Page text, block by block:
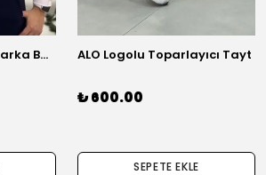
1. Sınıf A kalite Orj Marka Basic Gömlek ALO Logolu Toparlayıcı Tayt
₺ 600.00
SEPETE EKLE